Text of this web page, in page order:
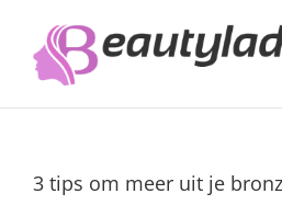
inhoud
3 tips om meer uit je